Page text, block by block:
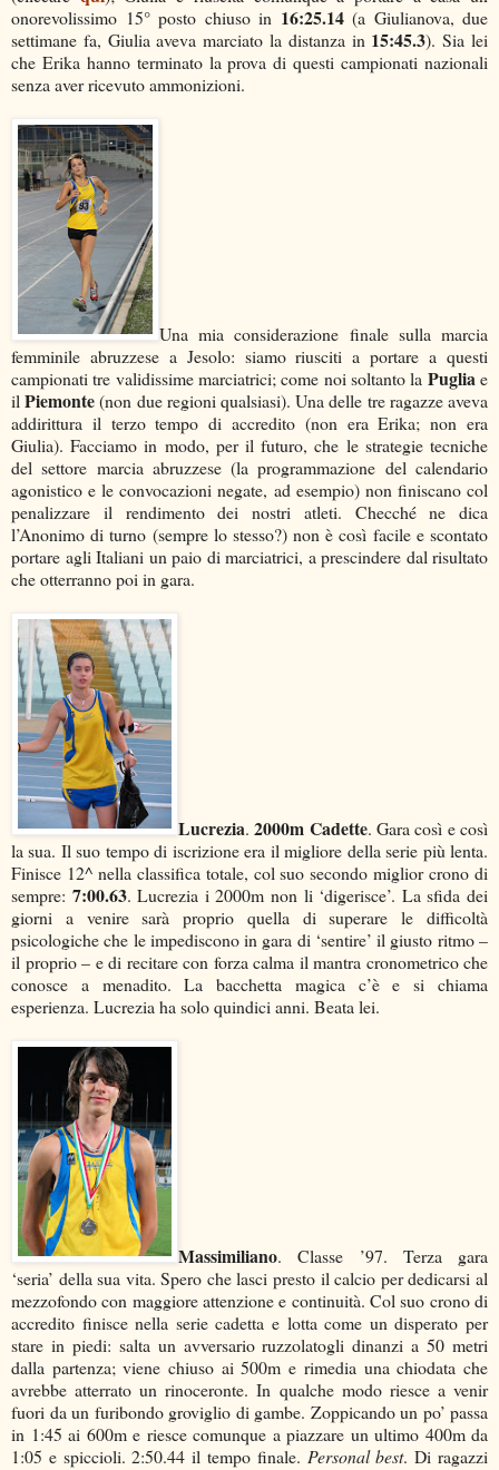
onorevolissimo 15° posto chiuso in 16:25.14(a Giulianova, due
settimane fa, Giulia aveva marciato la distanza in 15:45.3). Sia lei
che Erika hanno terminato la prova di questi campionati nazionali
senza aver ricevuto ammonizioni.
Una mia considerazione finale sulla marcia
femminile abruzzese a Jesolo: siamo riusciti a portare a questi
campionati tre validissime marciatrici; come noi soltanto la Puglia e
ilPiemonte(non due regioni qualsiasi). Una delle tre ragazze aveva
addirittura il terzo tempo di accredito (non era Erika; non era
Giulia). Facciamo in modo, per il futuro, che le strategie tecniche
del settore marcia abruzzese (la programmazione del calendario
agonistico e le convocazioni negate, ad esempio) non finiscano col
penalizzare il rendimento dei nostri atleti. Checché ne dica
l’Anonimo di turno (sempre lo stesso?) non è così facile e scontato
portare agli Italiani un paio di marciatrici, a prescindere dal risultato
che otterranno poi in gara.
Lucrezia.2000m Cadette. Gara così e così
la sua. Il suo tempo di iscrizione era il migliore della serie più lenta.
Finisce 12^ nella classifica totale, col suo secondo miglior crono di
sempre: 7:00.63. Lucrezia i 2000m non li ‘digerisce’. La sfida dei
giorni a venire sarà proprio quella di superare le difficoltà
psicologiche che le impediscono in gara di ‘sentire’ il giusto ritmo –
il proprio – e di recitare con forza calma il mantra cronometrico che
conosce a menadito. La bacchetta magica c’è e si chiama
esperienza. Lucrezia ha solo quindici anni. Beata lei.
Massimiliano. Classe ’97. Terza gara
‘seria’ della sua vita. Spero che lasci presto il calcio per dedicarsi al
mezzofondo con maggiore attenzione e continuità. Col suo crono di
accredito finisce nella serie cadetta e lotta come un disperato per
stare in piedi: salta un avversario ruzzolatogli dinanzi a 50 metri
dalla partenza; viene chiuso ai 500m e rimedia una chiodata che
avrebbe atterrato un rinoceronte. In qualche modo riesce a venir
fuori da un furibondo groviglio di gambe. Zoppicando un po’ passa
in 1:45 ai 600m e riesce comunque a piazzare un ultimo 400m da
1:05 e spiccioli. 2:50.44 il tempo finale. Personal best. Di ragazzi